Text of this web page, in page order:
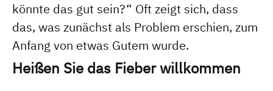
könnte das gut sein?“ Oft zeigt sich, dass
das, was zunächst als Problem erschien, zum
Anfang von etwas Gutem wurde.
Heißen Sie das Fieber willkommen